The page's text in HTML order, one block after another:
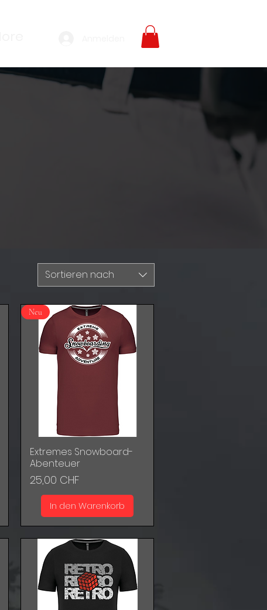
Sortieren nach
Schnellansicht
Neu
Extremes Snowboard-
Abenteuer
Preis
25,00 CHF
In den Warenkorb